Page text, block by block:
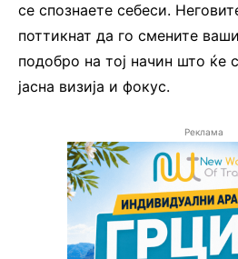
се спознаете себеси.
поттикнат да го смените
подобро на тој начин што ќе
јасна визија и фокус.
Реклама